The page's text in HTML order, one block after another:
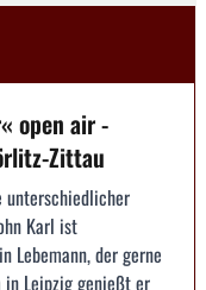
open air -
Zittau
unterschiedlicher
Karl ist
Lebemann, der gerne
Leipzig genießt er